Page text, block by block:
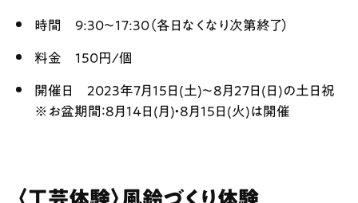
時間 9:30〜17:30（各日なくなり次第終了）
料金 150円/個
開催日 2023年7月15日(土)〜8月27日(日)の土日祝
※お盆期間：8月14日(月)・8月15日(火)は開催
〈工芸体験〉風鈴づくり体験